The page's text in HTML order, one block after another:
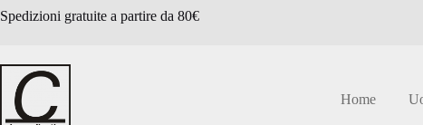
al
Spedizioni gratuite a partire da 80€
Home